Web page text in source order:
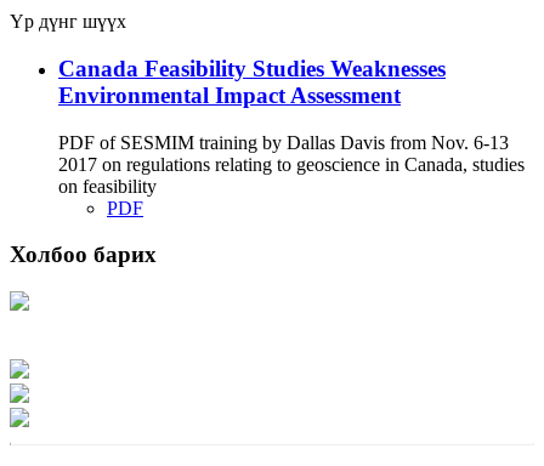
Үр дүнг шүүх
Canada Feasibility Studies Weaknesses
Environmental Impact Assessment
PDF of SESMIM training by Dallas Davis from Nov. 6-13
2017 on regulations relating to geoscience in Canada, studies
on feasibility
PDF
Холбоо барих